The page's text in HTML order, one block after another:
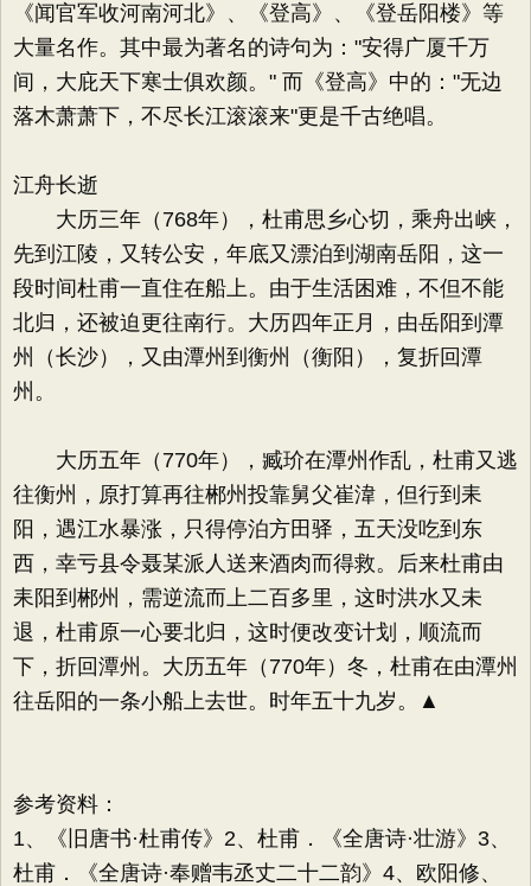
《闻官军收河南河北》、《登高》、《登岳阳楼》等
大量名作。其中最为著名的诗句为："安得广厦千万
间，大庇天下寒士俱欢颜。" 而《登高》中的："无边
落木萧萧下，不尽长江滚滚来"更是千古绝唱。
江舟长逝
大历三年（768年），杜甫思乡心切，乘舟出峡，
先到江陵，又转公安，年底又漂泊到湖南岳阳，这一
段时间杜甫一直住在船上。由于生活困难，不但不能
北归，还被迫更往南行。大历四年正月，由岳阳到潭
州（长沙），又由潭州到衡州（衡阳），复折回潭
州。
大历五年（770年），臧玠在潭州作乱，杜甫又逃
往衡州，原打算再往郴州投靠舅父崔湋，但行到耒
阳，遇江水暴涨，只得停泊方田驿，五天没吃到东
西，幸亏县令聂某派人送来酒肉而得救。后来杜甫由
耒阳到郴州，需逆流而上二百多里，这时洪水又未
退，杜甫原一心要北归，这时便改变计划，顺流而
下，折回潭州。大历五年（770年）冬，杜甫在由潭州
往岳阳的一条小船上去世。时年五十九岁。▲
参考资料：
1、《旧唐书·杜甫传》2、杜甫．《全唐诗·壮游》3、
杜甫．《全唐诗·奉赠韦丞丈二十二韵》4、欧阳修、